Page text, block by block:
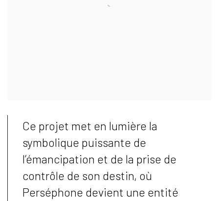
Ce projet met en lumière la
symbolique puissante de
l’émancipation et de la prise de
contrôle de son destin, où
Perséphone devient une entité